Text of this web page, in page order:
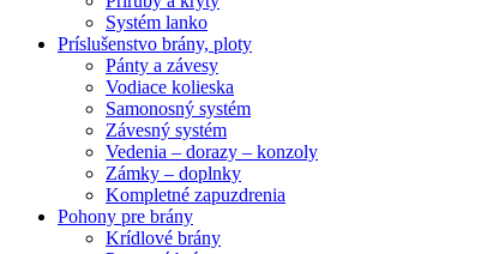
Systém lanko
Príslušenstvo brány, ploty
Pánty a závesy
Vodiace kolieska
Samonosný systém
Závesný systém
Vedenia – dorazy – konzoly
Zámky – doplnky
Kompletné zapuzdrenia
Pohony pre brány
Krídlové brány